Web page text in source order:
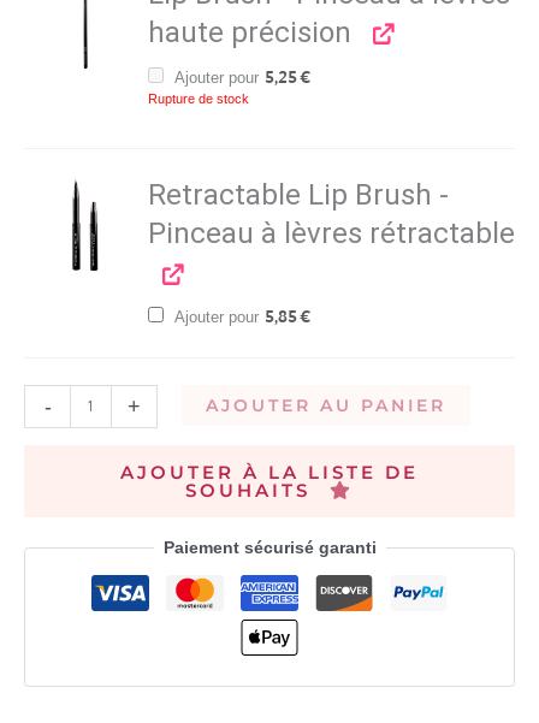
haute précision
Ajouter pour 5,25€
Rupture de stock
Retractable Lip Brush -
Pinceau à lèvres rétractable
Ajouter pour 5,85€
- + AJOUTER AU PANIER
AJOUTER À LA LISTE DE
SOUHAITS
Paiement sécurisé garanti